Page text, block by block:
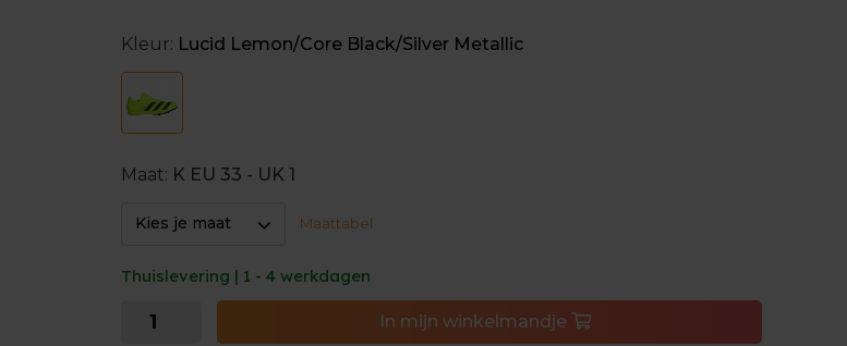
De spikeplaat zorgt met zijn vijf pinnetjes voor voldoende grip op elke
ondergrond.
Met deze spikeschoen neem je al je kracht en snelheid mee naar eender
Kleur: Lucid Lemon/Core Black/Silver Metallic
Maat: K EU 33 - UK 1
Kies je maat Maattabel
Thuislevering | 1 - 4 werkdagen
In mijn winkelmandje